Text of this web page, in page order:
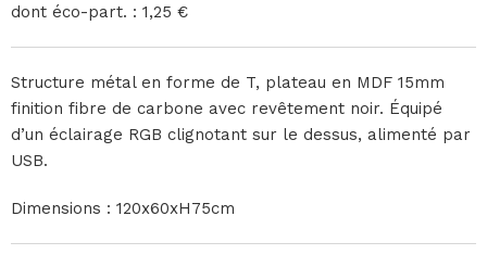
dont éco-part. : 1,25 €
Structure métal en forme de T, plateau en MDF 15mm
finition fibre de carbone avec revêtement noir. Équipé
d’un éclairage RGB clignotant sur le dessus, alimenté par
USB.
Dimensions : 120x60xH75cm